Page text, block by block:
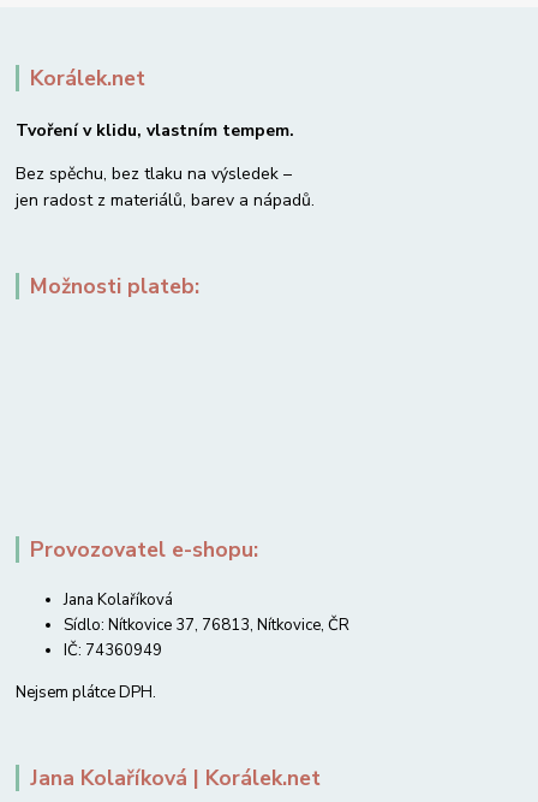
Korálek.net
Tvoření v klidu, vlastním tempem.
Bez spěchu, bez tlaku na výsledek –
jen radost z materiálů, barev a nápadů.
Možnosti plateb:
Provozovatel e-shopu:
Jana Kolaříková
Sídlo: Nítkovice 37, 76813, Nítkovice, ČR
IČ: 74360949
Nejsem plátce DPH.
Jana Kolaříková | Korálek.net